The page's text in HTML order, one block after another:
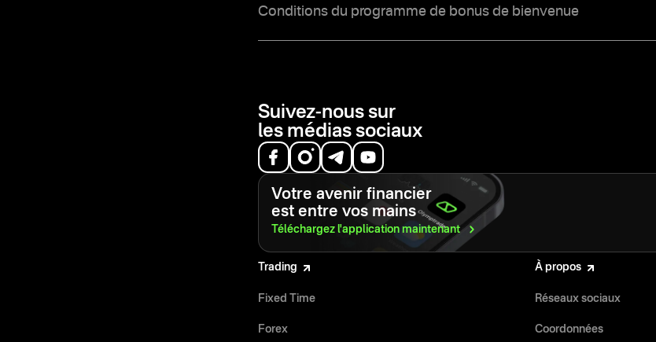
Conditions du programme de bonus de bienvenue
Suivez-nous sur
les médias sociaux
Votre avenir financier
est entre vos mains
Téléchargez l'applicationmaintenant
Trading
Fixed Time
Forex
À propos
Réseaux sociaux
Coordonnées